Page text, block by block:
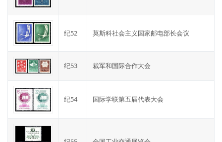
纪52 莫斯科社会主义国家邮电部长会议
纪53 裁军和国际合作大会
纪54 国际学联第五届代表大会